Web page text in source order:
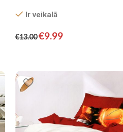
Ir veikalā
€13.00€9.99